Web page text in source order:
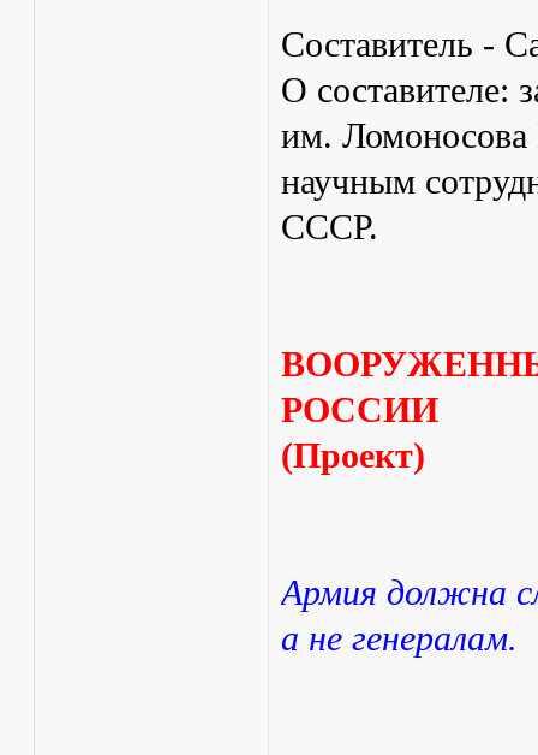
Составитель -
О составителе:
им. Ломоносова
научным
СССР.
РОССИИ
(Проект)
Армия должна
а не генералам.